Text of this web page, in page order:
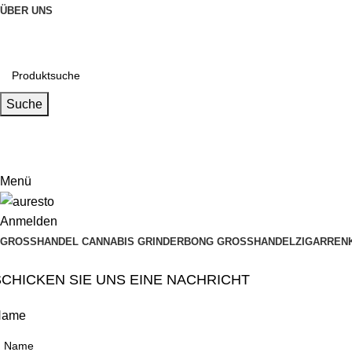
ÜBER UNS
Suche
Menü
Anmelden
GROSSHANDEL CANNABIS GRINDER BONG GROSSHANDEL
SIE UNS EINE NACHRICHT